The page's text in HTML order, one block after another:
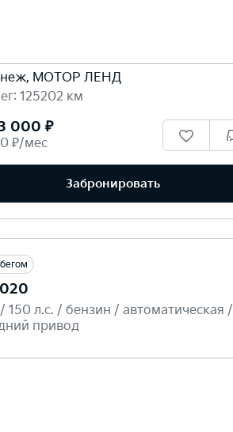
МОТОР ЛЕНД
125202 км
000 ₽
₽/мес
Забронировать
150 л.c. / бензин / автоматическая /
привод